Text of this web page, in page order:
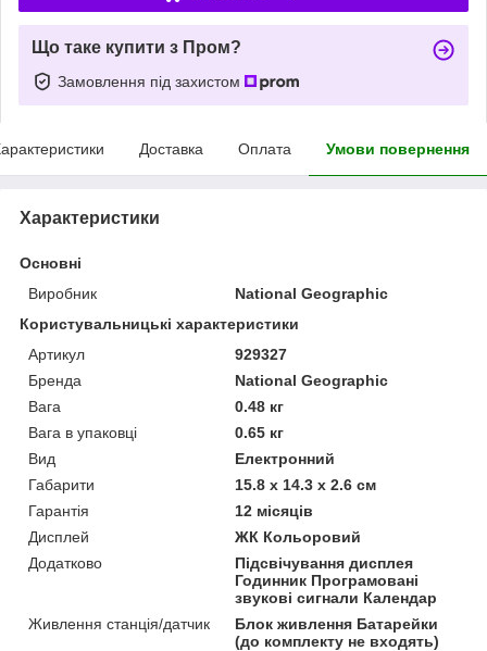
Що таке купити з Пром?
Замовлення під захистом
Доставка Оплата Умови повернення
Характеристики
Основні
Виробник
National Geographic
Користувальницькі характеристики
Артикул
929327
Бренда
National Geographic
Вага
0.48 кг
Вага в упаковці
0.65 кг
Вид
Електронний
Габарити
15.8 x 14.3 x 2.6 см
Гарантія
12 місяців
Дисплей
ЖК Кольоровий
Додатково
Підсвічування дисплея
Годинник Програмовані
звукові сигнали Календар
Живлення станція/датчик
Блок живлення Батарейки
(до комплекту не входять)